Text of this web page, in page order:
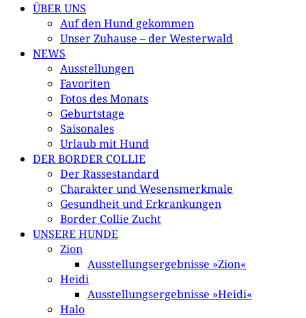
ÜBER UNS
Auf den Hund gekommen
Unser Zuhause – der Westerwald
NEWS
Ausstellungen
Favoriten
Fotos des Monats
Geburtstage
Saisonales
Urlaub mit Hund
DER BORDER COLLIE
Der Rassestandard
Charakter und Wesensmerkmale
Gesundheit und Erkrankungen
Border Collie Zucht
UNSERE HUNDE
Zion
Ausstellungsergebnisse »Zion«
Heidi
Ausstellungsergebnisse »Heidi«
Halo